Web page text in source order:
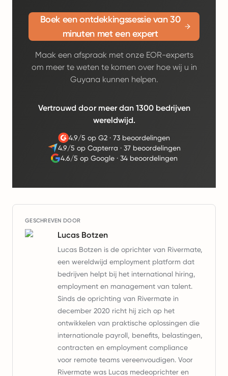
Boek een ontdekkingssessie van 30
minuten met een expert
Maak een afspraak met onze EOR-experts
om meer te weten te komen over hoe wij u in
Guyana kunnen helpen.
Vertrouwd door meer dan 1300 bedrijven
wereldwijd.
4.9/5 op G2· 73 beoordelingen
4.9/5 op Capterra · 37 beoordelingen
4.6/5 op Google ·34 beoordelingen
GESCHREVEN DOOR
Lucas Botzen
Lucas Botzen is de oprichter van Rivermate,
een wereldwijd employment platform dat
bedrijven helpt bij het international hiring,
employment en management van talent.
Sinds de oprichting van Rivermate in
december 2020 richt hij zich op het
ontwikkelen van praktische oplossingen die
internationale payroll, benefits, belastingen,
contracten en employment compliance
voor remote teams vereenvoudigen. Voor
Rivermate was Lucas medeoprichter en